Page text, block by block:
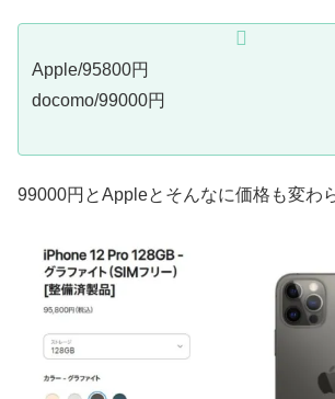
Apple/95800円
docomo/99000円
99000円とAppleとそんなに価格も変わ